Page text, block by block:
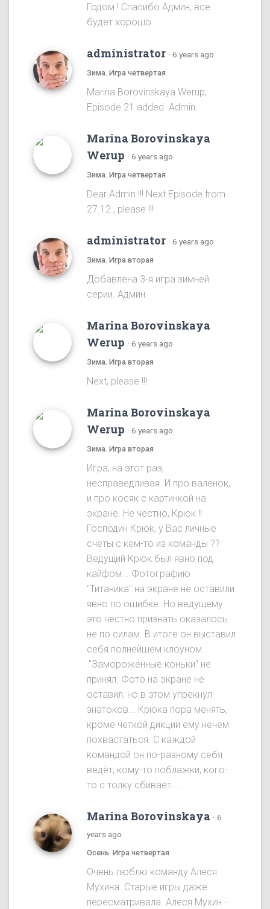
Годом ! Спасибо Админ, все
будет хорошо.
administrator · 6 years ago
Зима. Игра четвертая
Marina Borovinskaya Werup,
Episode 21 added. Admin.
Marina Borovinskaya
Werup · 6 years ago
Зима. Игра четвертая
Dear Admin !!! Next Episode from
27.12., please !!!
administrator · 6 years ago
Зима. Игра вторая
Добавлена 3-я игра зимней
серии. Админ.
Marina Borovinskaya
Werup · 6 years ago
Зима. Игра вторая
Next, please !!!
Marina Borovinskaya
Werup · 6 years ago
Зима. Игра вторая
Игра, на этот раз,
несправедливая. И про валенок,
и про косяк с картинкой на
экране. Не честно, Крюк !!
Господин Крюк, у Вас личные
счёты с кем-то из команды ??
Ведущий Крюк был явнo под
кайфом... Фотографию
"Титаника" на экране не оставили
явно по ошибке. Но ведущему
это честно признать оказалось
не по силам. В итоге он выставил
себя полнейшем клоуном...
."Замороженные коньки" не
принял. Фото на экране не
оставил, но в этом упрекнул
знатоков... Крюка пора менять,
кроме четкой дикции ему нечем
похвастаться. С каждой
командой он по-разному себя
ведёт, кому-то поблажки, кого-
то с толку сбивает......
Marina Borovinskaya · 6
years ago
Осень. Игра четвертая
Oчень люблю команду Алеся
Мухина. Старые игры даже
пересматривала. Алеся Мухин -